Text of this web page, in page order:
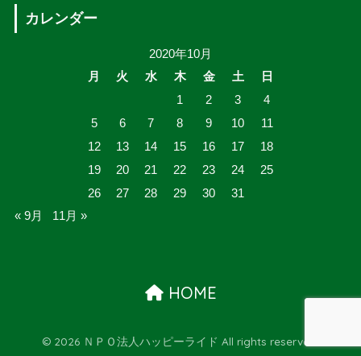
カレンダー
2020年10月
月
火 水 木 金 土
日
1
2 3
4
5
6 7 8 9 10
11
12
13 14 15 16 17
18
19
20 21 22 23 24
25
26
27 28 29 30
31
« 9月
11月 »
HOME
© 2026 ＮＰＯ法人ハッピーライド All rights reserved.